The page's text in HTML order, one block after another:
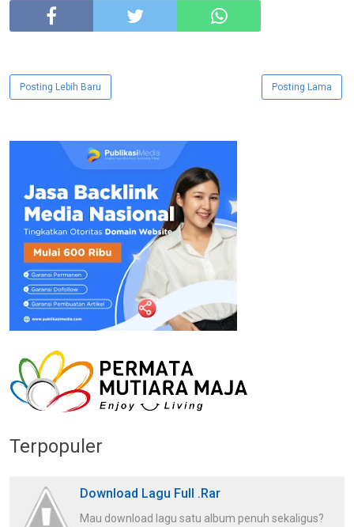
Posting Lebih Baru Posting Lama
Terpopuler
Download Lagu Full .Rar
Mau download lagu satu album penuh sekaligus?